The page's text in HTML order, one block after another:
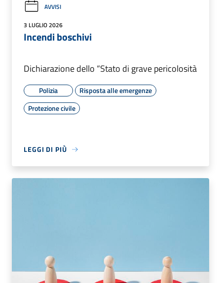
AVVISI
3 LUGLIO 2026
Incendi boschivi
Dichiarazione dello “Stato di grave pericolosità
Polizia
Risposta alle emergenze
Protezione civile
LEGGI DI PIÙ